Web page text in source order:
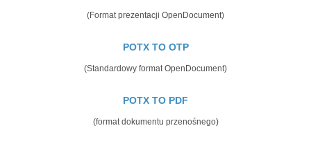
(Format prezentacji OpenDocument)
POTX TO OTP
(Standardowy format OpenDocument)
POTX TO PDF
(format dokumentu przenośnego)